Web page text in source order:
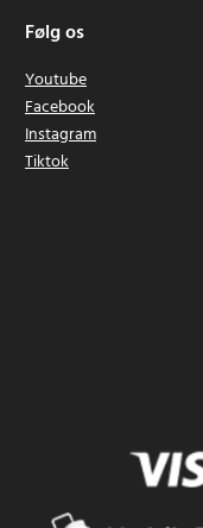
Følg os
Youtube
Facebook
Instagram
Tiktok